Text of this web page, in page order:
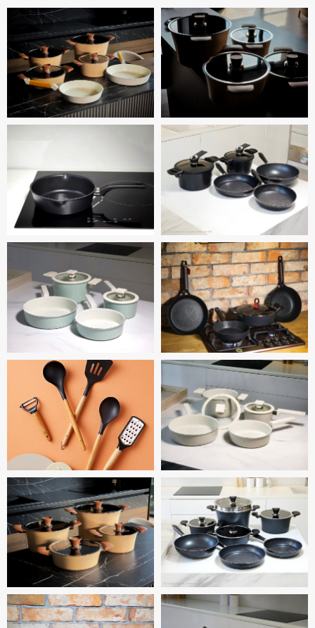
ИП Панкрачев Р. В.
ОГРН: 322253600046366
ИНН: 251504616126
Мы на маркетплейсах:
Яндекс Маркет
Адрес:
Домодедово,
ул. Рябиновая, 10